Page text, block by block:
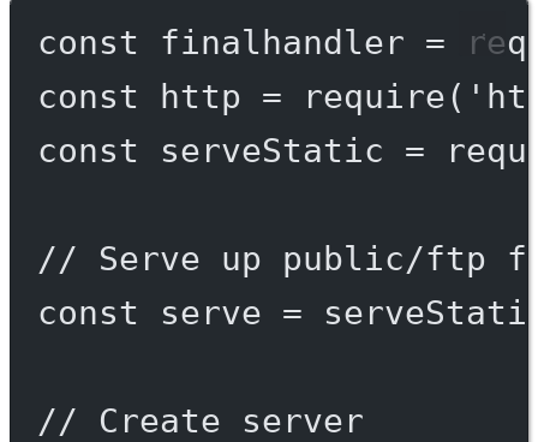
const finalhandler =
const
http = require(
const
serveStatic =
// Serve up public/ftp
const
serve =
// Create server